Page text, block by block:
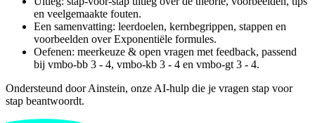
en veelgemaakte fouten.
Een samenvatting: leerdoelen, kernbegrippen, stappen en
voorbeelden overExponentiële formules.
Oefenen: meerkeuze & open vragen met feedback, passend
bij vmbo-bb 3 - 4, vmbo-kb 3 - 4 en vmbo-gt 3 - 4.
Ondersteund door Ainstein, onze AI-hulp die je vragen stap voor
stap beantwoordt.